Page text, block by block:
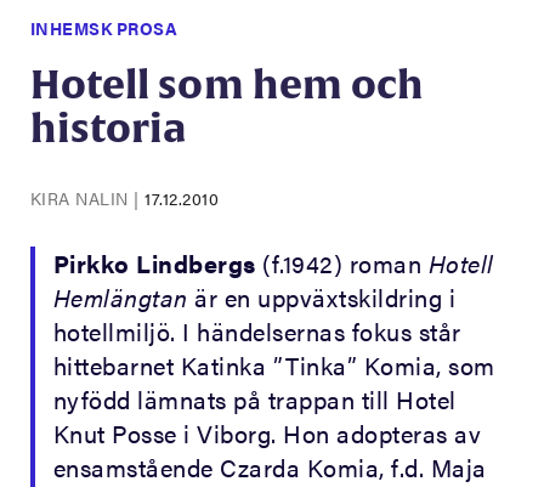
INHEMSK PROSA
Hotell som hem och
historia
KIRA NALIN |17.12.2010
Pirkko Lindbergs (f.1942) roman Hotell
Hemlängtan är en uppväxtskildring i
hotellmiljö. I händelsernas fokus står
hittebarnet Katinka ”Tinka” Komia, som
nyfödd lämnats på trappan till Hotel
Knut Posse i Viborg. Hon adopteras av
ensamstående Czarda Komia, f.d. Maja